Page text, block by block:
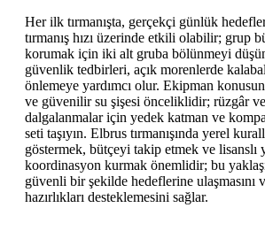
Her ilk tırmanışta, gerçekçi günlük
tırmanış hızı üzerinde etkili olabilir; grup
korumak için iki alt gruba bölünmeyi
güvenlik tedbirleri, açık morenlerde
önlemeye yardımcı olur. Ekipman
ve güvenilir su şişesi önceliklidir; rüzgâr
dalgalanmalar için yedek katman ve
seti taşıyın. Elbrus tırmanışında yerel
göstermek, bütçeyi takip etmek ve lisanslı
koordinasyon kurmak önemlidir; bu
güvenli bir şekilde hedeflerine ulaşmasını
hazırlıkları desteklemesini sağlar.